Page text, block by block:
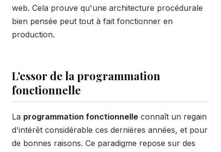
web. Cela prouve qu'une architecture procédurale
bien pensée peut tout à fait fonctionner en
production.
L'essor de la programmation
fonctionnelle
La programmation fonctionnelle connaît un regain
d'intérêt considérable ces dernières années, et pour
de bonnes raisons. Ce paradigme repose sur des